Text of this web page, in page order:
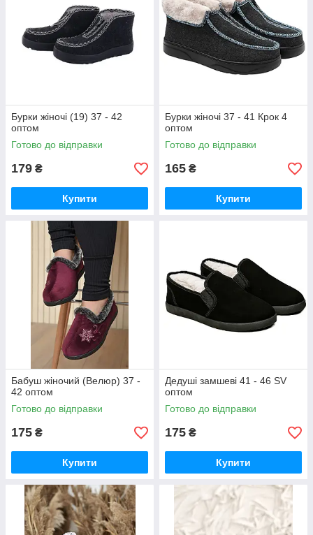
Бурки жіночі (19) 37 - 42
оптом
Готово до відправки
179 ₴
Купити
Бурки жіночі 37 - 41 Крок 4
оптом
Готово до відправки
165 ₴
Купити
Бабуш жіночий (Велюр) 37 -
42 оптом
Готово до відправки
175 ₴
Купити
Дедуші замшеві 41 - 46 SV
оптом
Готово до відправки
175 ₴
Купити